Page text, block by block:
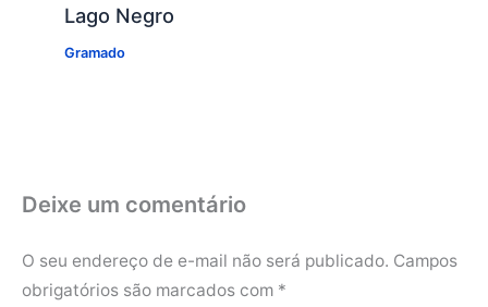
Lago Negro
Gramado
Deixe um comentário
O seu endereço de e-mail não será publicado. Campos
obrigatórios são marcados com *